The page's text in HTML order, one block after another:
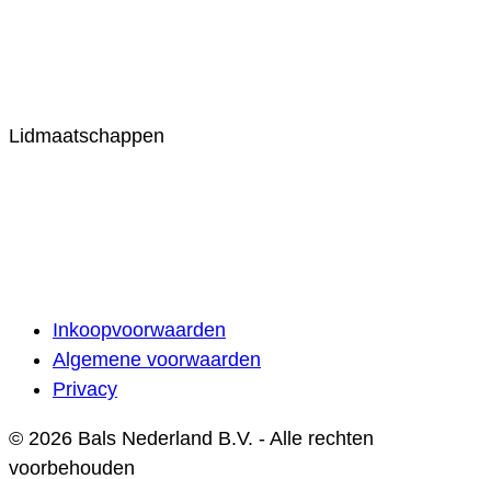
Lidmaatschappen
Inkoopvoorwaarden
Algemene voorwaarden
Privacy
© 2026 Bals Nederland B.V. - Alle rechten
voorbehouden